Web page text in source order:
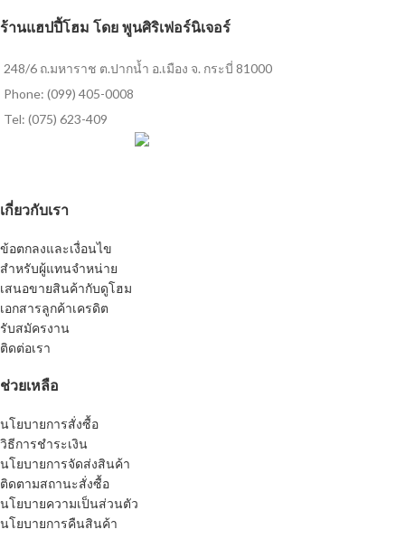
ร้านแฮปปี้โฮม โดย พูนศิริเฟอร์นิเจอร์
248/6 ถ.มหาราช ต.ปากน้ำ อ.เมือง จ. กระบี่ 81000
Phone: (099) 405-0008
Tel: (075) 623-409
เกี่ยวกับเรา
ข้อตกลงและเงื่อนไข
สำหรับผู้แทนจำหน่าย
เสนอขายสินค้ากับดูโฮม
เอกสารลูกค้าเครดิต
รับสมัครงาน
ติดต่อเรา
ช่วยเหลือ
นโยบายการสั่งซื้อ
วิธีการชำระเงิน
นโยบายการจัดส่งสินค้า
ติดตามสถานะสั่งซื้อ
นโยบายความเป็นส่วนตัว
นโยบายการคืนสินค้า